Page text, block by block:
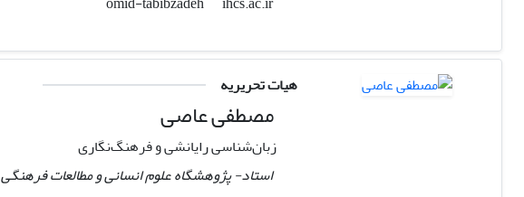
هیات تحریریه
مصطفی عاصی
زبان‌شناسی رایانشی و فرهنگ‌نگاری
استاد- پژوهشگاه علوم انسانی و مطالعات فرهنگی